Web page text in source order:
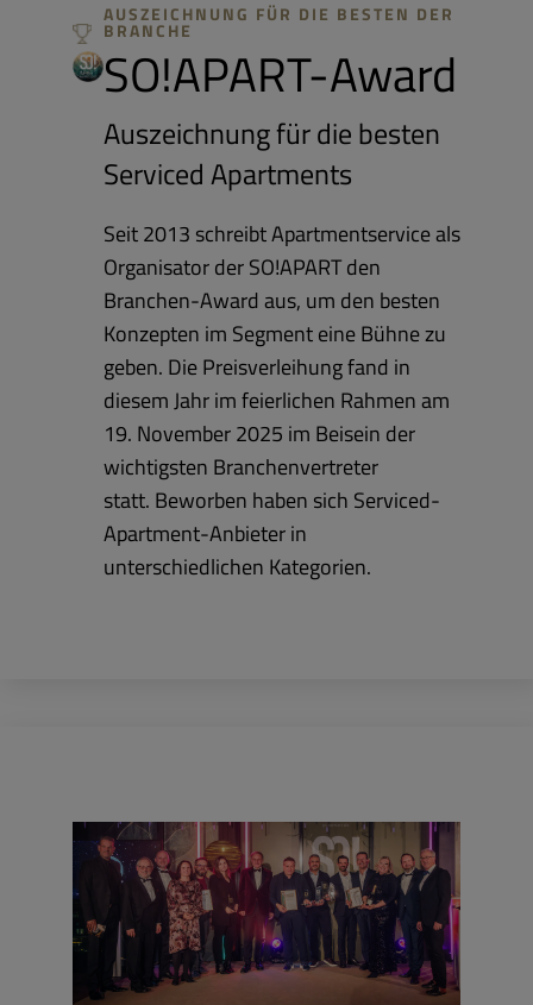
AUSZEICHNUNG FÜR DIE BESTEN DER
BRANCHE
SO!APART-Award
Auszeichnung für die besten
Serviced Apartments
Seit 2013 schreibt Apartmentservice als
Organisator der SO!APART den
Branchen-Award aus, um den besten
Konzepten im Segment eine Bühne zu
geben. Die Preisverleihung fand in
diesem Jahr im feierlichen Rahmen am
19. November 2025 im Beisein der
wichtigsten Branchenvertreter
statt. Beworben haben sich Serviced-
Apartment-Anbieter in
unterschiedlichen Kategorien.